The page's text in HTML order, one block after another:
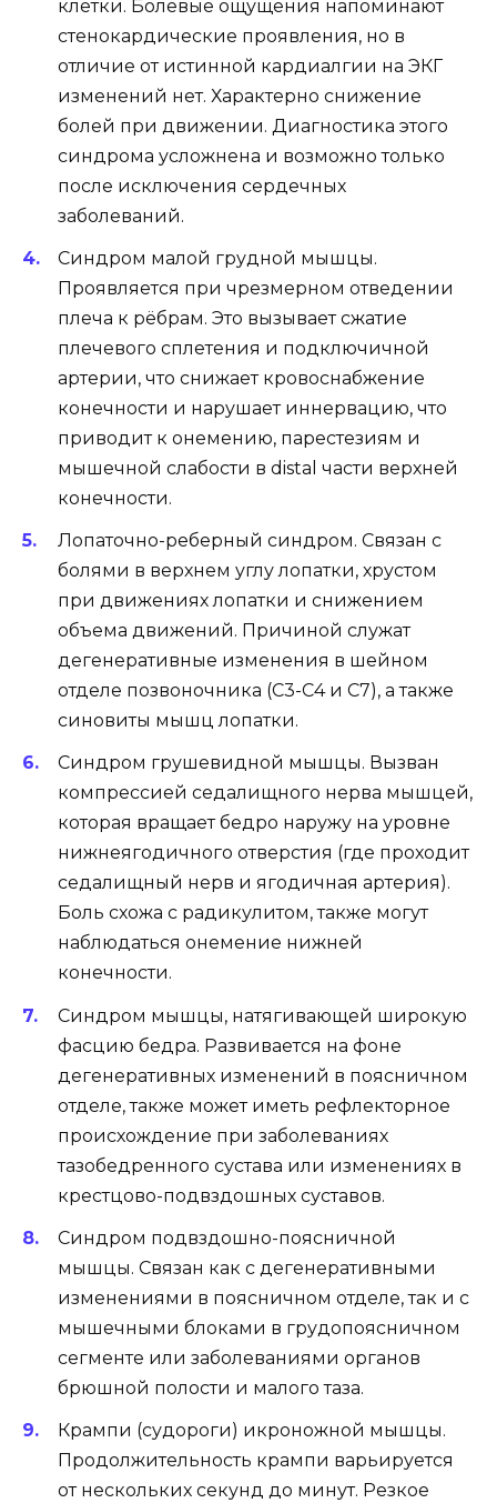
клетки. Болевые ощущения напоминают
стенокардические проявления, но в
отличие от истинной кардиалгии на ЭКГ
изменений нет. Характерно снижение
болей при движении. Диагностика этого
синдрома усложнена и возможно только
после исключения сердечных
заболеваний.
Синдром малой грудной мышцы.
Проявляется при чрезмерном отведении
плеча к рёбрам. Это вызывает сжатие
плечевого сплетения и подключичной
артерии, что снижает кровоснабжение
конечности и нарушает иннервацию, что
приводит к онемению, парестезиям и
мышечной слабости в distal части верхней
конечности.
Лопаточно-реберный синдром. Связан с
болями в верхнем углу лопатки, хрустом
при движениях лопатки и снижением
объема движений. Причиной служат
дегенеративные изменения в шейном
отделе позвоночника (С3-С4 и С7), а также
синовиты мышц лопатки.
Синдром грушевидной мышцы. Вызван
компрессией седалищного нерва мышцей,
которая вращает бедро наружу на уровне
нижнеягодичного отверстия (где проходит
седалищный нерв и ягодичная артерия).
Боль схожа с радикулитом, также могут
наблюдаться онемение нижней
конечности.
Синдром мышцы, натягивающей широкую
фасцию бедра. Развивается на фоне
дегенеративных изменений в поясничном
отделе, также может иметь рефлекторное
происхождение при заболеваниях
тазобедренного сустава или изменениях в
крестцово-подвздошных суставов.
Синдром подвздошно-поясничной
мышцы. Связан как с дегенеративными
изменениями в поясничном отделе, так и с
мышечными блоками в грудопоясничном
сегменте или заболеваниями органов
брюшной полости и малого таза.
Крампи (судороги) икроножной мышцы.
Продолжительность крампи варьируется
от нескольких секунд до минут. Резкое